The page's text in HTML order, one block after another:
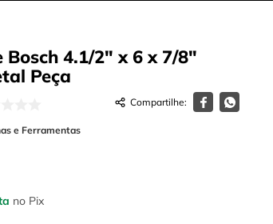
Bosch 4.1/2" x 6 x 7/8"
Peça
e Ferramentas
no Pix